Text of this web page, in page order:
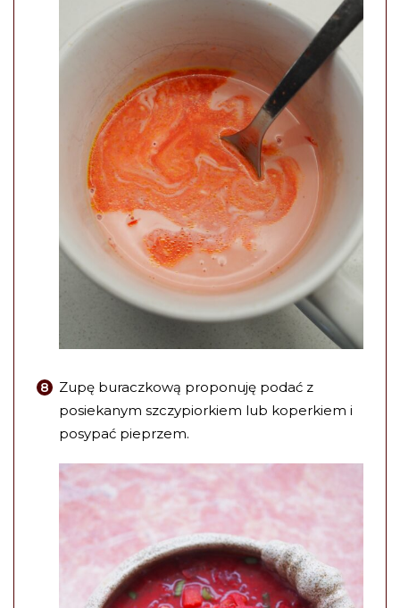
Zupę buraczkową proponuję podać z
posiekanym szczypiorkiem lub koperkiem i
posypać pieprzem.